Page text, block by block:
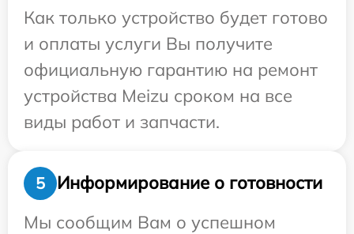
Как только устройство будет готово
и оплаты услуги Вы получите
официальную гарантию на ремонт
устройства Meizu сроком на все
виды работ и запчасти.
5
Информирование о готовности
Мы сообщим Вам о успешном